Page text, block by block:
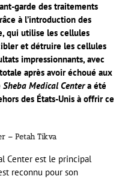
garde des traitements
à l’introduction des
qui utilise les cellules
et détruire les cellules
impressionnants, avec
après avoir échoué aux
Sheba Medical Centera été
des États-Unis à offrir ce
– Petah Tikva
Center est le principal
reconnu pour son